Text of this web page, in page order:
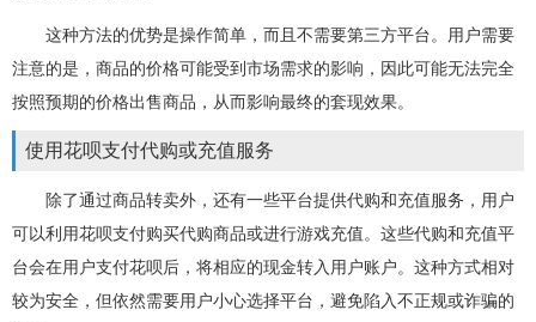
这种方法的优势是操作简单，而且不需要第三方平台。用户需要
注意的是，商品的价格可能受到市场需求的影响，因此可能无法完全
按照预期的价格出售商品，从而影响最终的套现效果。
使用花呗支付代购或充值服务
除了通过商品转卖外，还有一些平台提供代购和充值服务，用户
可以利用花呗支付购买代购商品或进行游戏充值。这些代购和充值平
台会在用户支付花呗后，将相应的现金转入用户账户。这种方式相对
较为安全，但依然需要用户小心选择平台，避免陷入不正规或诈骗的